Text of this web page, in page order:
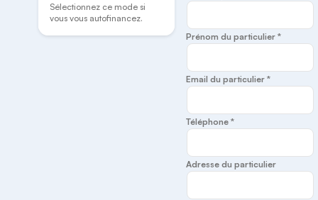
Sélectionnez ce mode si
vous vous autofinancez.
Prénom du particulier *
Email du particulier *
Téléphone *
Adresse du particulier